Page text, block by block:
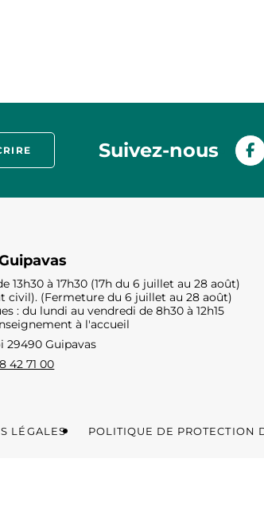
Suivez-nous
13h30 à 17h30 (17h du 6 juillet au 28 août)
civil). (Fermeture du 6 juillet au 28 août)
: du lundi au vendredi de 8h30 à 12h15
à l'accueil
29490 Guipavas
42 71 00
LÉGALES POLITIQUE DE PROTECTION